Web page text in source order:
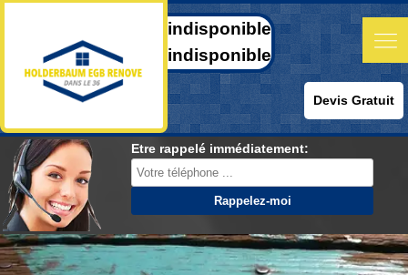
indisponible
indisponible
Devis Gratuit
Etre rappelé immédiatement: